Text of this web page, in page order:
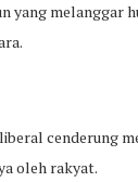
yang melanggar
cenderung
oleh rakyat.